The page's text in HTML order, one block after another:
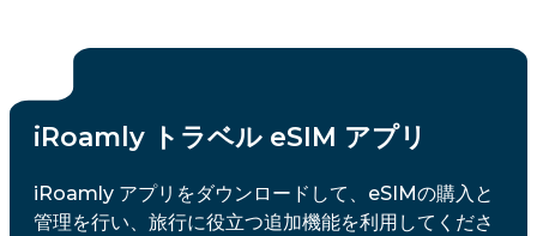
iRoamly トラベル eSIM アプリ
iRoamly アプリをダウンロードして、eSIMの購入と
管理を行い、旅行に役立つ追加機能を利用してくださ